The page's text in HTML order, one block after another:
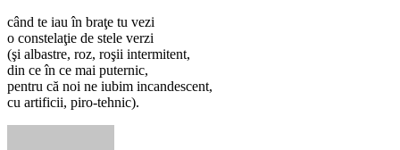
când te iau în braţe tu vezi
o constelaţie de stele verzi
(şi albastre, roz, roşii intermitent,
din ce în ce mai puternic,
pentru că noi ne iubim incandescent,
cu artificii, piro-tehnic).